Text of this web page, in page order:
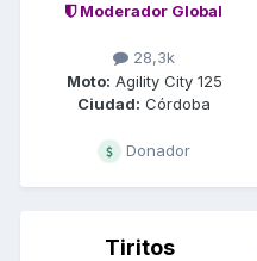
Moderador Global
28,3k
Moto: Agility City 125
Ciudad: Córdoba
Donador
Tiritos